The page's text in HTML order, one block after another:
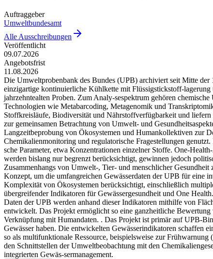
Auftraggeber
Umweltbundesamt
Alle Ausschreibungen
Veröffentlicht
09.07.2026
Angebotsfrist
11.08.2026
Die Umweltprobenbank des Bundes (UPB) archiviert seit Mitte der
einzigartige kontinuierliche Kühlkette mit Flüssigstickstoff-
jahrzehntealten Proben. Zum Analy-sespektrum gehören
Technologien wie Metabarcoding, Metagenomik und
Stoffkreisläufe, Biodiversität und Nährstoffverfügbarkeit und
zur gemeinsamen Betrachtung von Umwelt- und
Langzeitbeprobung von Ökosystemen und Humankollektiven zur
Chemikalienmonitoring und regulatorische Fragestellungen
sche Parameter, etwa Konzentrationen einzelner Stoffe. One-
werden bislang nur begrenzt berücksichtigt, gewinnen jedoch
Zusammenhangs von Umwelt-, Tier- und menschlicher
Konzept, um die umfangreichen Gewässerdaten der UPB für eine
Komplexität von Ökosystemen berücksichtigt, einschließlich
übergreifender Indikatoren für Gewässergesundheit und One
Daten der UPB werden anhand dieser Indikatoren mithilfe von
entwickelt. Das Projekt ermöglicht so eine ganzheitliche
Verknüpfung mit Humandaten. . Das Projekt ist primär auf UPB-
Gewässer haben. Die entwickelten Gewässerindikatoren schaffen
so als multifunktionale Ressource, beispielsweise zur
den Schnittstellen der Umweltbeobachtung mit den
integrierten Gewäs-sermanagement.